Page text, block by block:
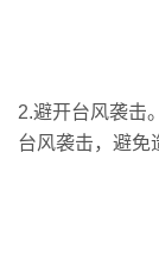
2.避开台风袭击
台风袭击，避免